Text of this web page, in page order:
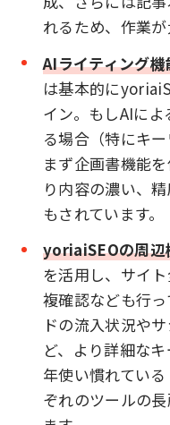
れるため、作業が
AIライティング
は基本的に
イン。もしAIに
る場合（特にキ
まず企画書機能
り内容の濃い、
もされています。
yoriaiSEOの周辺
を活用し、サイ
複確認なども行
ドの流入状況や
ど、より詳細な
年使い慣れてい
ぞれのツールの